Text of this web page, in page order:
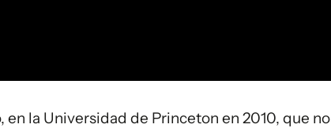
en la Universidad de Princeton en 2010, que no